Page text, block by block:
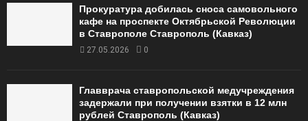
Прокуратура добилась сноса самовольного
кафе на проспекте Октябрьской Революции
в Ставрополе Ставрополь (Кавказ)
27.05.2026 0
Главврача ставропольской медучреждения
задержали при получении взятки в 12 млн
рублей Ставрополь (Кавказ)